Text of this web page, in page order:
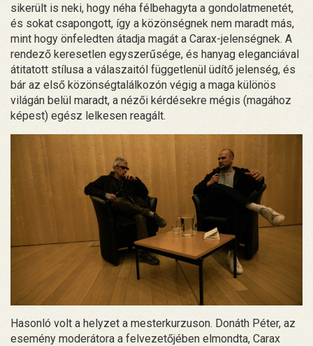
sikerült is neki, hogy néha félbehagyta a gondolatmenetét,
és sokat csapongott, így a közönségnek nem maradt más,
mint hogy önfeledten átadja magát a Carax-jelenségnek. A
rendező keresetlen egyszerűsége, és hanyag eleganciával
átitatott stílusa a válaszaitól függetlenül üdítő jelenség, és
bár az első közönségtalálkozón végig a maga különös
világán belül maradt, a nézői kérdésekre mégis (magához
képest) egész lelkesen reagált.
Hasonló volt a helyzet a mesterkurzuson. Donáth Péter, az
esemény moderátora a felvezetőjében elmondta, Carax